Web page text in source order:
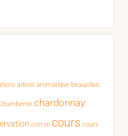
arbois aromatique beaujolais
chardonnay
corton cours cours